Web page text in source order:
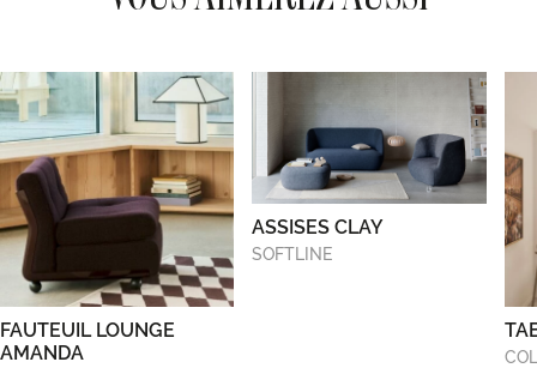
FAUTEUIL LOUNGE
AMANDA
ASSISES CLAY
SOFTLINE